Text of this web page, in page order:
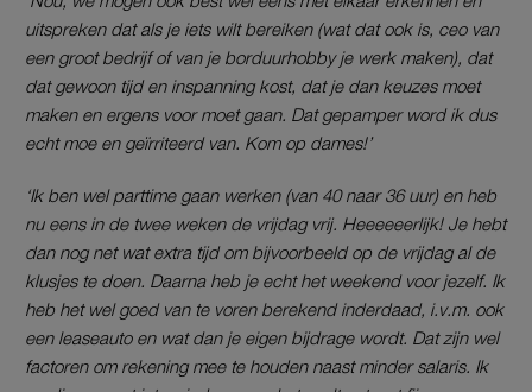
uitspreken dat als je iets wilt bereiken (wat dat ook is, ceo van
een groot bedrijf of van je borduurhobby je werk maken), dat
dat gewoon tijd en inspanning kost, dat je dan keuzes moet
maken en ergens voor moet gaan. Dat gepamper word ik dus
echt moe en geïrriteerd van. Kom op dames!’
‘Ik ben wel parttime gaan werken (van 40 naar 36 uur) en heb
nu eens in de twee weken de vrijdag vrij. Heeeeeerlijk! Je hebt
dan nog net wat extra tijd om bijvoorbeeld op de vrijdag al de
klusjes te doen. Daarna heb je echt het weekend voor jezelf. Ik
heb het wel goed van te voren berekend inderdaad, i.v.m. ook
een leaseauto en wat dan je eigen bijdrage wordt. Dat zijn wel
factoren om rekening mee te houden naast minder salaris. Ik